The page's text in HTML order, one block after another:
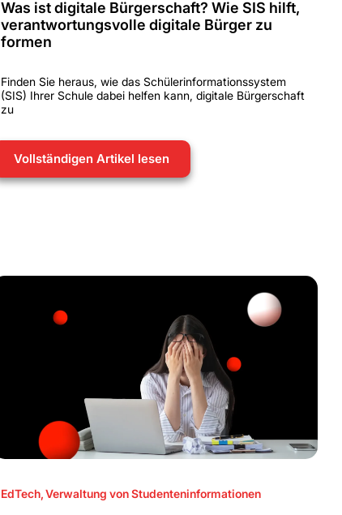
Was ist digitale Bürgerschaft? Wie SIS hilft,
verantwortungsvolle digitale Bürger zu
formen
Finden Sie heraus, wie das Schülerinformationssystem
(SIS) Ihrer Schule dabei helfen kann, digitale Bürgerschaft
zu
Vollständigen Artikel lesen
EdTech,Verwaltung von Studenteninformationen